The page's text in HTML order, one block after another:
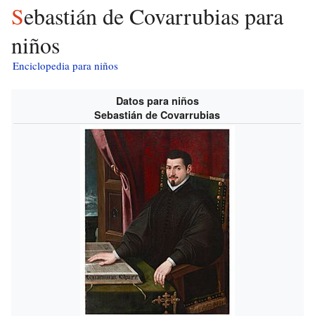
Sebastián de Covarrubias para
niños
Enciclopedia para niños
Datos para niños
Sebastián de Covarrubias